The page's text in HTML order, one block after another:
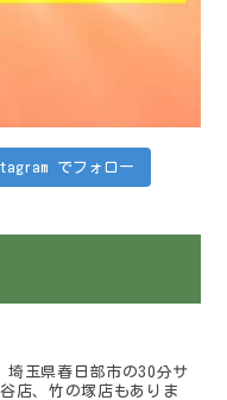
でフォロー
埼玉県春日部市の30分サ
店、竹の塚店もありま